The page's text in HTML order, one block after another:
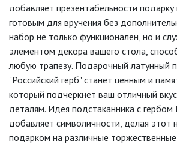
добавляет презентабельности подарку
готовым для вручения без
набор не только функционален, но и
элементом декора вашего стола,
любую трапезу. Подарочный латунный
"Российский герб" станет ценным и
который подчеркнет ваш отличный
деталям. Идея подстаканника с гербом
добавляет символичности, делая
подарком на различные